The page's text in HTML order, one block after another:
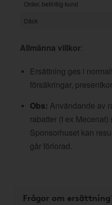
Order, befintlig kund
Däck
Allmänna villkor:
Ersättning ges i
försäkringar,
Obs: Användande av
rabatter (t ex
Sponsorhuset kan
går förlorad.
Frågor om